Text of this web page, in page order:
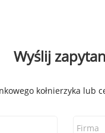
Wyślij
kołnierzyka